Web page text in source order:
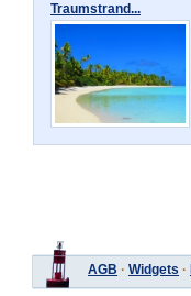
Traumstrand...
AGB · Widgets ·